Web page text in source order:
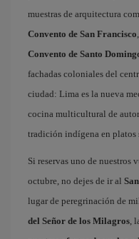
muestras de arquitectura
Convento de San Francisco
Convento de Santo
fachadas coloniales del
ciudad: Lima es la nueva
cocina multicultural de
tradición indígena en platos
Si reservas uno de nuestros
octubre, no dejes de ir al
lugar de peregrinación de
del Señor de los Milagros ,